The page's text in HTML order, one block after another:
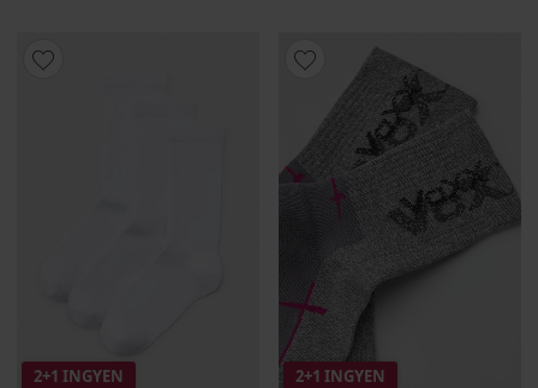
2+1 INGYEN 2+1 INGYEN